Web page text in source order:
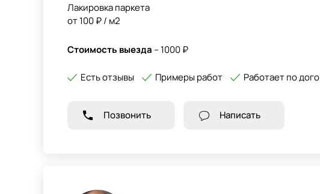
Лакировка паркета
от 100 ₽ / м2
Стоимость выезда – 1000 ₽
Есть отзывы Примеры работ Работает по
Позвонить Написать